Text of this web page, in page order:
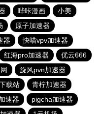
哔咔漫画
小美
原子加速器
器
快喵vpv加速器
红海pro加速器
优云666
旋风pvn加速器
载站
青柠加速器
速器
pigcha加速器